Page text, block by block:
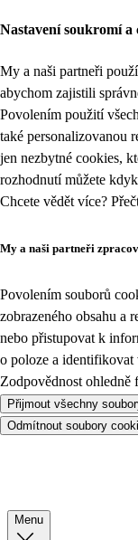
Nastavení soukromí a
My a naši partneři
abychom zajistili
Povolením použití
také personalizovanou
jen nezbytné cookies,
rozhodnutí můžete
Chcete vědět více?
My a naši partneři
Povolením souborů
zobrazeného obsahu a
nebo přistupovat k
o poloze a identifikovat
Zodpovědnost ohledně
Přijmout všechny
Odmítnout soubory
Menu